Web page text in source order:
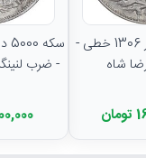
سکه 5000 دینار 1306 خطی -